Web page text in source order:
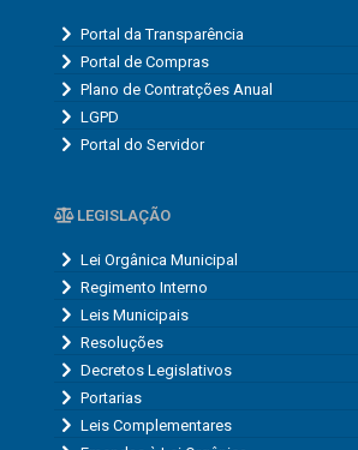
Portal da Transparência
Portal de Compras
Plano de Contratções Anual
LGPD
Portal do Servidor
LEGISLAÇÃO
Lei Orgânica Municipal
Regimento Interno
Leis Municipais
Resoluções
Decretos Legislativos
Portarias
Leis Complementares